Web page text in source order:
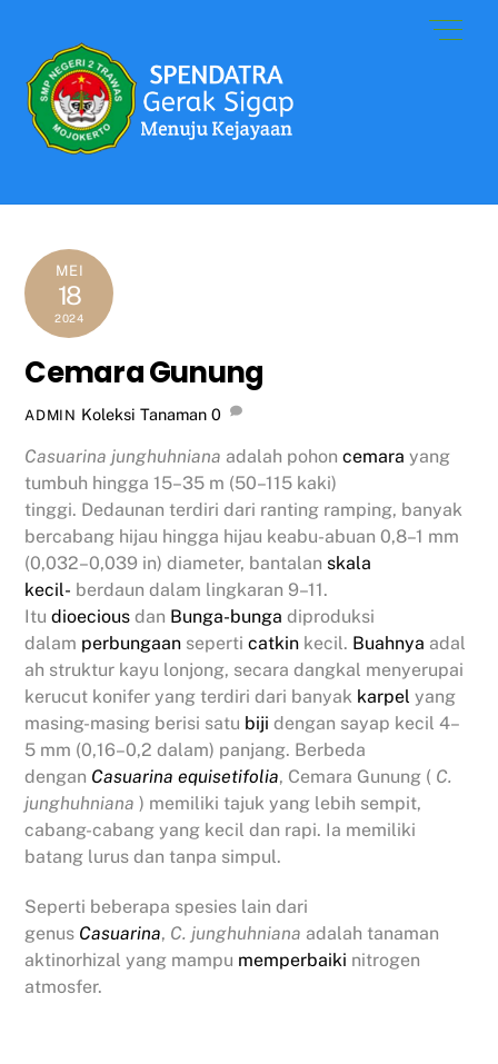
content
MEI
18
2024
Cemara Gunung
ADMIN Koleksi Tanaman 0
Casuarina junghuhniana adalah pohoncemara yang
tumbuh hingga 15–35 m (50–115 kaki)
tinggi. Dedaunan terdiri dari ranting ramping, banyak
bercabang hijau hingga hijau keabu-abuan 0,8–1 mm
(0,032–0,039 in) diameter, bantalan skala
kecil- berdaun dalam lingkaran 9–11.
Itudioecious dan Bunga-bunga diproduksi
dalam perbungaan seperticatkin kecil. Buahnya adal
ah struktur kayu lonjong, secara dangkal menyerupai
kerucut konifer yang terdiri dari banyak karpel yang
masing-masing berisi satu biji dengan sayap kecil 4–
5 mm (0,16–0,2 dalam) panjang. Berbeda
dengan Casuarina equisetifolia, Cemara Gunung ( C.
junghuhniana ) memiliki tajuk yang lebih sempit,
cabang-cabang yang kecil dan rapi. Ia memiliki
batang lurus dan tanpa simpul.
Seperti beberapa spesies lain dari
genus Casuarina, C. junghuhniana adalah tanaman
aktinorhizal yang mampu memperbaiki nitrogen
atmosfer.